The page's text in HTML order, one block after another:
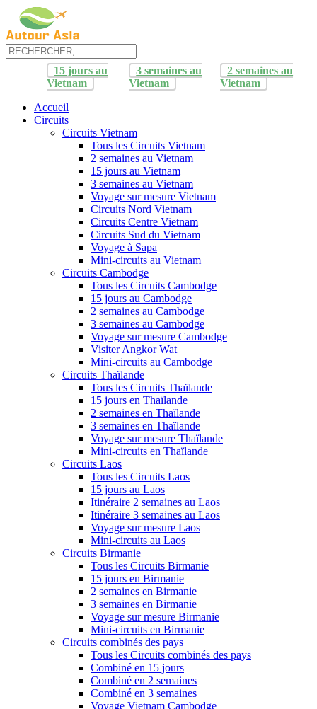
15 jours au
Vietnam
3 semaines au
Vietnam
2 semaines au
Vietnam
Accueil
Circuits
Circuits Vietnam
Tous les Circuits Vietnam
2 semaines au Vietnam
15 jours au Vietnam
3 semaines au Vietnam
Voyage sur mesure Vietnam
Circuits Nord Vietnam
Circuits Centre Vietnam
Circuits Sud du Vietnam
Voyage à Sapa
Mini-circuits au Vietnam
Circuits Cambodge
Tous les Circuits Cambodge
15 jours au Cambodge
2 semaines au Cambodge
3 semaines au Cambodge
Voyage sur mesure Cambodge
Visiter Angkor Wat
Mini-circuits au Cambodge
Circuits Thaïlande
Tous les Circuits Thaïlande
15 jours en Thaïlande
2 semaines en Thaïlande
3 semaines en Thaïlande
Voyage sur mesure Thaïlande
Mini-circuits en Thaïlande
Circuits Laos
Tous les Circuits Laos
15 jours au Laos
Itinéraire 2 semaines au Laos
Itinéraire 3 semaines au Laos
Voyage sur mesure Laos
Mini-circuits au Laos
Circuits Birmanie
Tous les Circuits Birmanie
15 jours en Birmanie
2 semaines en Birmanie
3 semaines en Birmanie
Voyage sur mesure Birmanie
Mini-circuits en Birmanie
Circuits combinés des pays
Tous les Circuits combinés des pays
Combiné en 15 jours
Combiné en 2 semaines
Combiné en 3 semaines
Voyage Vietnam Cambodge